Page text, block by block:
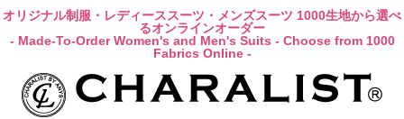
オリジナル制服・レディーススーツ・メンズスーツ 1000生地から選べ
るオンラインオーダー
- Made-To-Order Women's and Men's Suits - Choose from 1000
Fabrics Online -